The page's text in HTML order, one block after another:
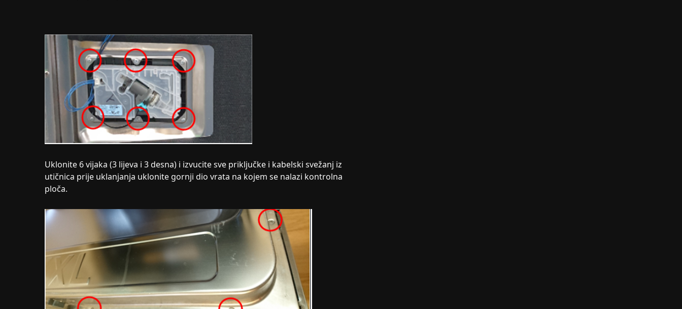
Uklonite 6 vijaka (3 lijeva i 3 desna) i izvucite sve priključke i kabelski svežanj iz
utičnica prije uklanjanja uklonite gornji dio vrata na kojem se nalazi kontrolna
ploča.